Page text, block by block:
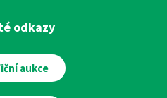
odkazy
aukce